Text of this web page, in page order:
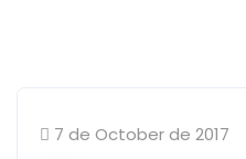
7 de October de 2017